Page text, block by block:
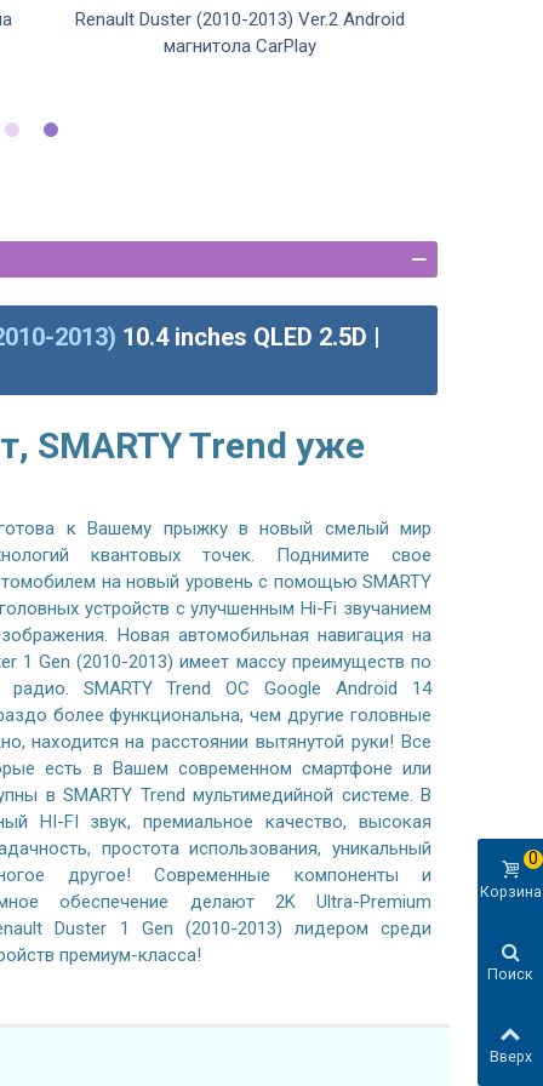
Renault Duster (2010-2013) Ver.2 Android
магнитола CarPlay
2013) 10.4 inches QLED 2.5D |
SMARTY Trend уже
к Вашему прыжку в новый смелый мир
квантовых точек. Поднимите свое
на новый уровень с помощью SMARTY
устройств с улучшенным Hi-Fi звучанием
Новая автомобильная навигация на
1 Gen (2010-2013) имеет массу преимуществ по
радио. SMARTY Trend ОС Google Android 14
более функциональна, чем другие головные
находится на расстоянии вытянутой руки! Все
есть в Вашем современном смартфоне или
в SMARTY Trend мультимедийной системе. В
HI-FI звук, премиальное качество, высокая
простота использования, уникальный
другое! Современные компоненты и
обеспечение делают 2K Ultra-Premium
Duster 1 Gen (2010-2013) лидером среди
премиум-класса!
Корзина
0
Поиск
Вверх